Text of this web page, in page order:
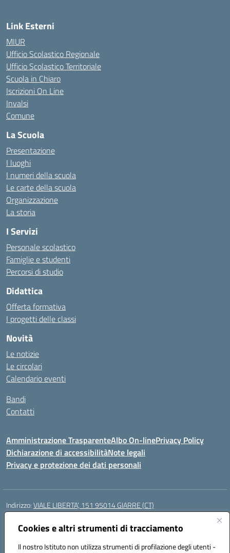
Cookies e altri strumenti di tracciamento
Il nostro Istituto non utilizza strumenti di profilazione degli utenti -
Link Esterni
MIUR
Ufficio Scolastico Regionale
Ufficio Scolastico Territoriale
Scuola in Chiaro
Iscrizioni On Line
Invalsi
Comune
La Scuola
Presentazione
I luoghi
I numeri della scuola
Le carte della scuola
Organizzazione
La storia
I Servizi
Personale scolastico
Famiglie e studenti
Percorsi di studio
Didattica
Offerta formativa
I progetti delle classi
Novità
Le notizie
Le circolari
Calendario eventi
Bandi
Contatti
Amministrazione TrasparenteAlbo On-linePrivacy Policy
Dichiarazione di accessibilitàNote legali
Privacy e protezione dei dati personali
Indirizzo:VIALE LIBERTA’, 151 95014 GIARRE (CT)
Centralino:
Posta elettronica certificata (PEC):ctmm151004@pec.istruzione.it
Codice fiscale: 92032760875